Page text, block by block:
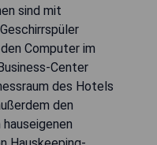
sind mit
Computer im
Center
des Hotels
den